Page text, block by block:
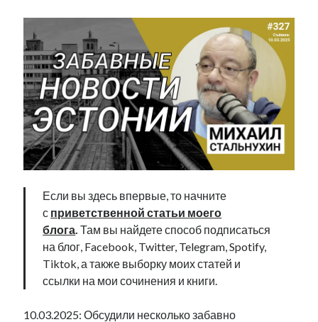
Если вы здесь впервые, то начните
с приветственной статьи моего
блога. Там вы найдете способ подписаться
на блог, Facebook, Twitter, Telegram, Spotify,
Tiktok, а также выборку моих статей и
ссылки на мои сочинения и книги.
10.03.2025: Обсудили несколько забавно